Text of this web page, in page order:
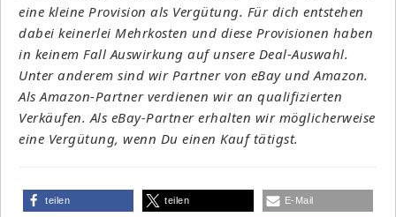
eine kleine Provision als Vergütung. Für dich entstehen
dabei keinerlei Mehrkosten und diese Provisionen haben
in keinem Fall Auswirkung auf unsere Deal-Auswahl.
Unter anderem sind wir Partner von eBay und Amazon.
Als Amazon-Partner verdienen wir an qualifizierten
Verkäufen. Als eBay-Partner erhalten wir möglicherweise
eine Vergütung, wenn Du einen Kauf tätigst.
teilen teilen E-Mail